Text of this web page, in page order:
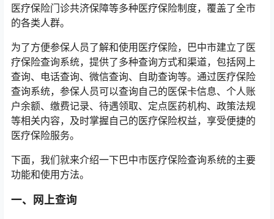
医疗保险门诊共济保障等多种医疗保险制度，覆盖了全市
的各类人群。
为了方便参保人员了解和使用医疗保险，巴中市建立了医
疗保险查询系统，提供了多种查询方式和渠道，包括网上
查询、电话查询、微信查询、自助查询等。通过医疗保险
查询系统，参保人员可以查询自己的医保卡信息、个人账
户余额、缴费记录、待遇领取、定点医药机构、政策法规
等相关内容，及时掌握自己的医疗保险权益，享受便捷的
医疗保险服务。
下面，我们就来介绍一下巴中市医疗保险查询系统的主要
功能和使用方法。
一、网上查询